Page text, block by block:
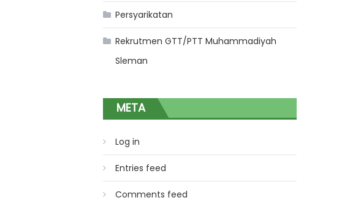
Persyarikatan
Rekrutmen GTT/PTT Muhammadiyah
Sleman
META
Log in
Entries feed
Comments feed